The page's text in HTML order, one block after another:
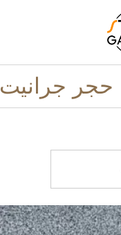
حجر جرانيت